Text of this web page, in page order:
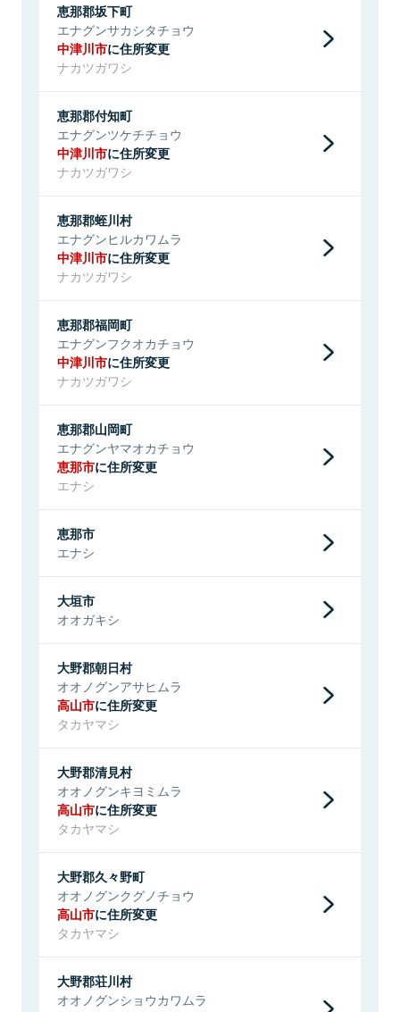
恵那郡坂下町
エナグンサカシタチョウ
中津川市に住所変更
ナカツガワシ
恵那郡付知町
エナグンツケチチョウ
中津川市に住所変更
ナカツガワシ
恵那郡蛭川村
エナグンヒルカワムラ
中津川市に住所変更
ナカツガワシ
恵那郡福岡町
エナグンフクオカチョウ
中津川市に住所変更
ナカツガワシ
恵那郡山岡町
エナグンヤマオカチョウ
恵那市に住所変更
エナシ
恵那市
エナシ
大垣市
オオガキシ
大野郡朝日村
オオノグンアサヒムラ
高山市に住所変更
タカヤマシ
大野郡清見村
オオノグンキヨミムラ
高山市に住所変更
タカヤマシ
大野郡久々野町
オオノグンクグノチョウ
高山市に住所変更
タカヤマシ
大野郡荘川村
オオノグンショウカワムラ